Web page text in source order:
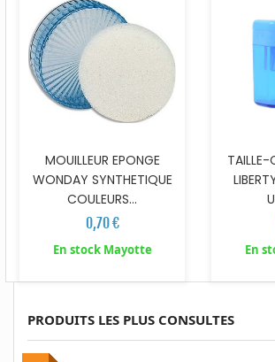
MOUILLEUR EPONGE
WONDAY SYNTHETIQUE
COULEURS...
0,70 €
En stock Mayotte
TAILLE-
En
PRODUITS LES PLUS CONSULTES